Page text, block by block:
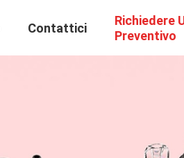
Contattici
Richiedere
Preventivo